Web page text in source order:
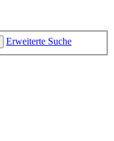
Erweiterte Suche